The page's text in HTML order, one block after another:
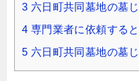
3 六日町共同墓地の墓
4 専門業者に依頼する
5 六日町共同墓地の墓